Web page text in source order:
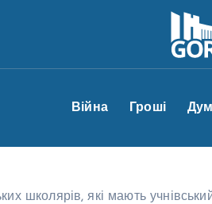
Війна Гроші
школярів, які мають